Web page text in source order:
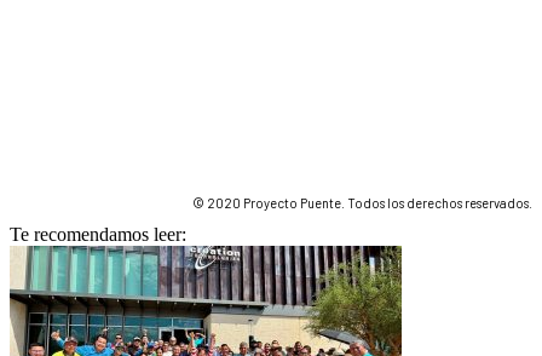
© 2020 Proyecto Puente. Todos los derechos reservados.
Te recomendamos leer: